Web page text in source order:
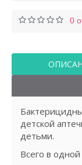
0
детской
детьми.
Всего в